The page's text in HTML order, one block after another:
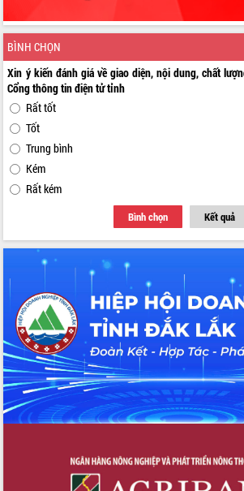
BÌNH CHỌN
Xin ý kiến đánh giá về giao diện, nội dung, chất
Cổng thông tin điện tử tỉnh
Rất tốt
Tốt
Trung bình
Kém
Rất kém
Bình chọn Kết quả